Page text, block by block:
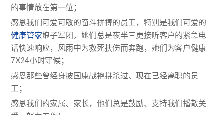
的事情放在第一位；
感恩我们可爱可敬的奋斗拼搏的员工，特别是我们可爱的
健康管家娘子军团，她们总是夜半三更接听客户的紧急电
话快速响应，风雨中为救死扶伤而奔跑，她们为客户健康
7X24小时守候；
感恩那些曾经身披国康战袍拼杀过、现在已经离职的员
工；
感恩我们的家属、家长，他们总是鼓励、支持我们播散关